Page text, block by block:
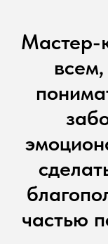
Мастер-
частью